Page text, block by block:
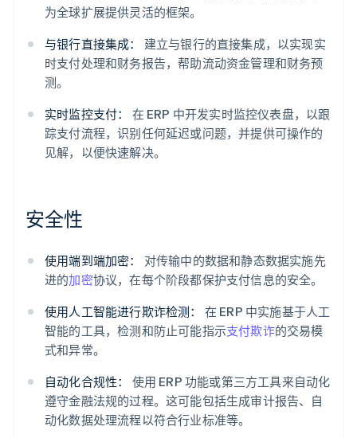
为全球扩展提供灵活的框架。
与银行直接集成：
建立与银行的直接集成，以实现实
时支付处理和财务报告，帮助流动资金管理和财务预
测。
实时监控支付：
在 ERP 中开发实时监控仪表盘，以跟
踪支付流程，识别任何延迟或问题，并提供可操作的
见解，以便快速解决。
安全性
使用端到端加密：
对传输中的数据和静态数据实施先
进的加密协议，在每个阶段都保护支付信息的安全。
使用人工智能进行欺诈检测：
在 ERP 中实施基于人工
智能的工具，检测和防止可能指示支付欺诈的交易模
式和异常。
自动化合规性：
使用 ERP 功能或第三方工具来自动化
遵守金融法规的过程。这可能包括生成审计报告、自
动化数据处理流程以符合行业标准等。